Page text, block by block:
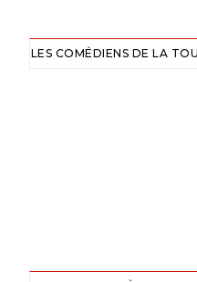
LES COMÉDIENS DE LA